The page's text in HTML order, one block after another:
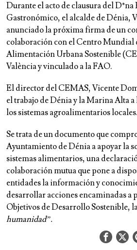
Durante el acto de clausura del D*na
Gastronómico, el alcalde de Dénia,
anunciado la próxima firma de un
colaboración con el Centro Mundial
Alimentación Urbana Sostenible
València y vinculado a la FAO.
El director del CEMAS, Vicente
el trabajo de Dénia y la Marina Alta
los sistemas agroalimentarios locales.
Se trata de un documento que
Ayuntamiento de Dénia a apoyar la
sistemas alimentarios, una
colaboración mutua que pone a
entidades la información y
desarrollar acciones encaminadas a
Objetivos de Desarrollo Sostenible,
humanidad”.